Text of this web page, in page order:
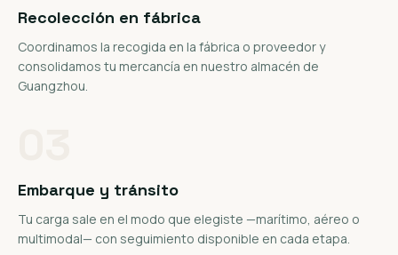
Recolección en fábrica
Coordinamos la recogida en la fábrica o proveedor y
consolidamos tu mercancía en nuestro almacén de
Guangzhou.
Embarque y tránsito
Tu carga sale en el modo que elegiste —marítimo, aéreo o
multimodal— con seguimiento disponible en cada etapa.